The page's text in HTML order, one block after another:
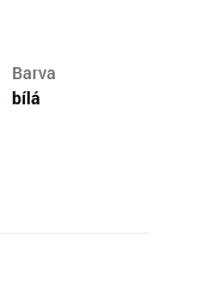
Barva
bílá